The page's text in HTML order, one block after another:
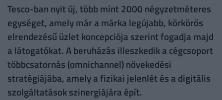
Tesco-ban nyit új, több mint 2000 négyzetméteres
egységet, amely már a márka legújabb, körkörös
elrendezésű üzlet koncepciója szerint fogadja majd
a látogatókat. A beruházás illeszkedik a cégcsoport
többcsatornás (omnichannel) növekedési
stratégiájába, amely a fizikai jelenlét és a digitális
szolgáltatások szinergiájára épít.